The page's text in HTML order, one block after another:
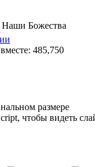
Наши Божества
485,750
чтобы видеть